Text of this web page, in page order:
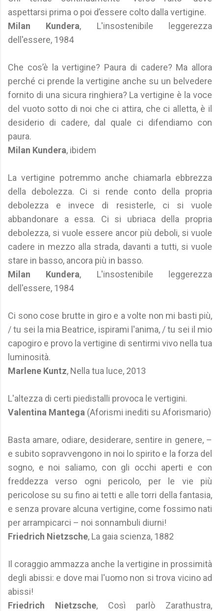
aspettarsi prima o poi d’essere colto dalla vertigine.
Milan Kundera, L'insostenibile leggerezza
dell'essere, 1984
Che cos’è la vertigine? Paura di cadere? Ma allora
perché ci prende la vertigine anche su un belvedere
fornito di una sicura ringhiera? La vertigine è la voce
del vuoto sotto di noi che ci attira, che ci alletta, è il
desiderio di cadere, dal quale ci difendiamo con
paura.
Milan Kundera, ibidem
La vertigine potremmo anche chiamarla ebbrezza
della debolezza. Ci si rende conto della propria
debolezza e invece di resisterle, ci si vuole
abbandonare a essa. Ci si ubriaca della propria
debolezza, si vuole essere ancor più deboli, si vuole
cadere in mezzo alla strada, davanti a tutti, si vuole
stare in basso, ancora più in basso.
Milan Kundera, L'insostenibile leggerezza
dell'essere, 1984
Ci sono cose brutte in giro e a volte non mi basti più,
/ tu sei la mia Beatrice, ispirami l'anima, / tu sei il mio
capogiro e provo la vertigine di sentirmi vivo nella tua
luminosità.
Marlene Kuntz, Nella tua luce, 2013
L'altezza di certi piedistalli provoca le vertigini.
Valentina Mantega (Aforismi inediti su Aforismario)
Basta amare, odiare, desiderare, sentire in genere, –
e subito sopravvengono in noi lo spirito e la forza del
sogno, e noi saliamo, con gli occhi aperti e con
freddezza verso ogni pericolo, per le vie più
pericolose su su fino ai tetti e alle torri della fantasia,
e senza provare alcuna vertigine, come fossimo nati
per arrampicarci – noi sonnambuli diurni!
Friedrich Nietzsche, La gaia scienza, 1882
Il coraggio ammazza anche la vertigine in prossimità
degli abissi: e dove mai l'uomo non si trova vicino ad
abissi!
Friedrich Nietzsche, Così parlò Zarathustra,